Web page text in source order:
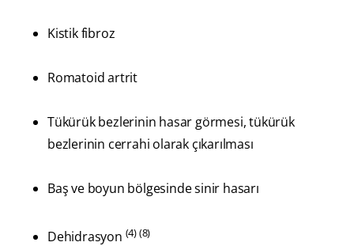
Kistik fibroz
Romatoid artrit
Tükürük bezlerinin hasar görmesi, tükürük
bezlerinin cerrahi olarak çıkarılması
Baş ve boyun bölgesinde sinir hasarı
Dehidrasyon (4) (8)